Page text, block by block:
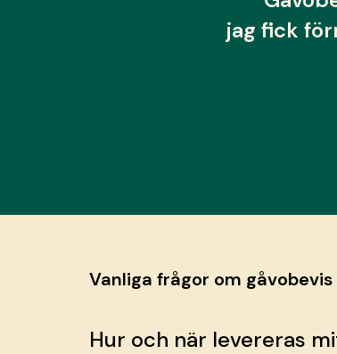
jag fick
Vanliga frågor om gåvobevis
Hur och när levereras